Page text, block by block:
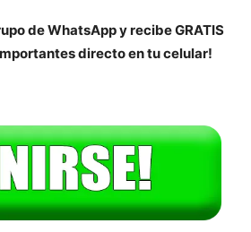
de WhatsApp y recibe GRATIS
directo en tu celular!